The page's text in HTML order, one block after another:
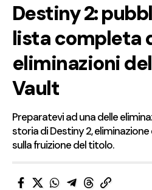
Destiny 2:
lista completa
eliminazioni
Vault
Preparatevi ad una delle
storia di Destiny 2,
sulla fruizione del titolo.